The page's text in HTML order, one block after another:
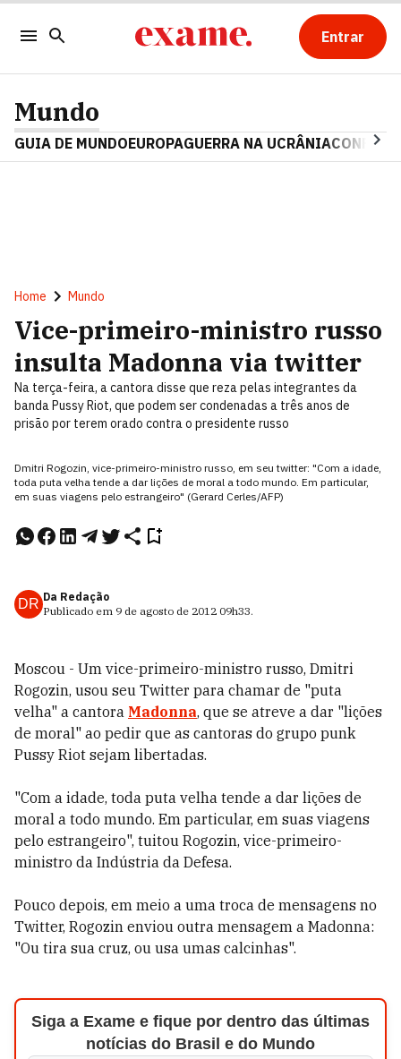
Entrar
Mundo
GUIA DE MUNDOEUROPAGUERRA NA UCRÂNIA
Home Mundo
Vice-primeiro-ministro russo
insulta Madonna via twitter
Na terça-feira, a cantora disse que reza pelas integrantes da
banda Pussy Riot, que podem ser condenadas a três anos de
prisão por terem orado contra o presidente russo
Dmitri Rogozin, vice-primeiro-ministro russo, em seu twitter: "Com a idade,
toda puta velha tende a dar lições de moral a todo mundo. Em particular,
em suas viagens pelo estrangeiro" (Gerard Cerles/AFP)
DR Da Redação
Publicado em 9 de agosto de 2012 09h33.
Moscou - Um vice-primeiro-ministro russo, Dmitri
Rogozin, usou seu Twitter para chamar de "puta
velha" a cantora Madonna, que se atreve a dar "lições
de moral" ao pedir que as cantoras do grupo punk
Pussy Riot sejam libertadas.
"Com a idade, toda puta velha tende a dar lições de
moral a todo mundo. Em particular, em suas viagens
pelo estrangeiro", tuitou Rogozin, vice-primeiro-
ministro da Indústria da Defesa.
Pouco depois, em meio a uma troca de mensagens no
Twitter, Rogozin enviou outra mensagem a Madonna:
"Ou tira sua cruz, ou usa umas calcinhas".
Siga a Exame e fique por dentro das últimas
notícias do Brasil e do Mundo